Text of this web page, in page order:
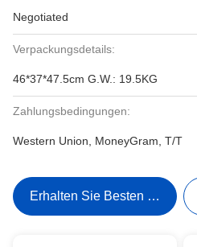
Negotiated
Verpackungsdetails:
46*37*47.5cm G.W.: 19.5KG
Zahlungsbedingungen:
Western Union, MoneyGram, T/T
Erhalten Sie Besten Preis